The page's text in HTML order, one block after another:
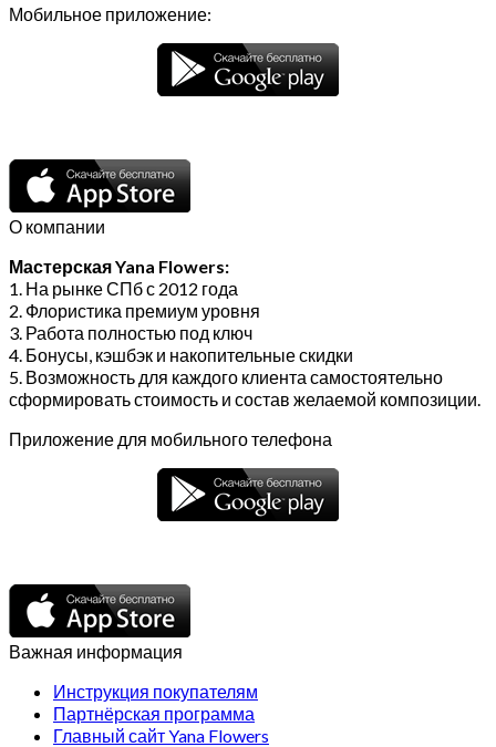
Мобильное приложение:
О компании
Мастерская Yana Flowers:
1. На рынке СПб с 2012 года
2. Флористика премиум уровня
3. Работа полностью под ключ
4. Бонусы, кэшбэк и накопительные скидки
5. Возможность для каждого клиента самостоятельно
сформировать стоимость и состав желаемой композиции.
Приложение для мобильного телефона
Важная информация
Инструкция покупателям
Партнёрская программа
Главный сайт Yana Flowers